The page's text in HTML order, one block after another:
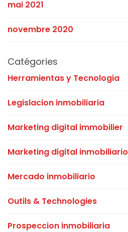
mai 2021
novembre 2020
Catégories
Herramientas y Tecnologia
Legislacion inmobiliaria
Marketing digital immobilier
Marketing digital inmobiliario
Mercado inmobiliario
Outils & Technologies
Prospeccion inmobiliaria